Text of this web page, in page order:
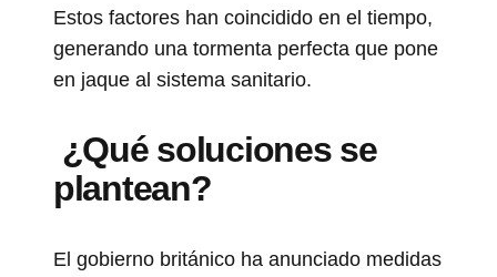
Estos factores han coincidido en el tiempo,
generando una tormenta perfecta que pone
en jaque al sistema sanitario.
¿Qué soluciones se
plantean?
El gobierno británico ha anunciado medidas